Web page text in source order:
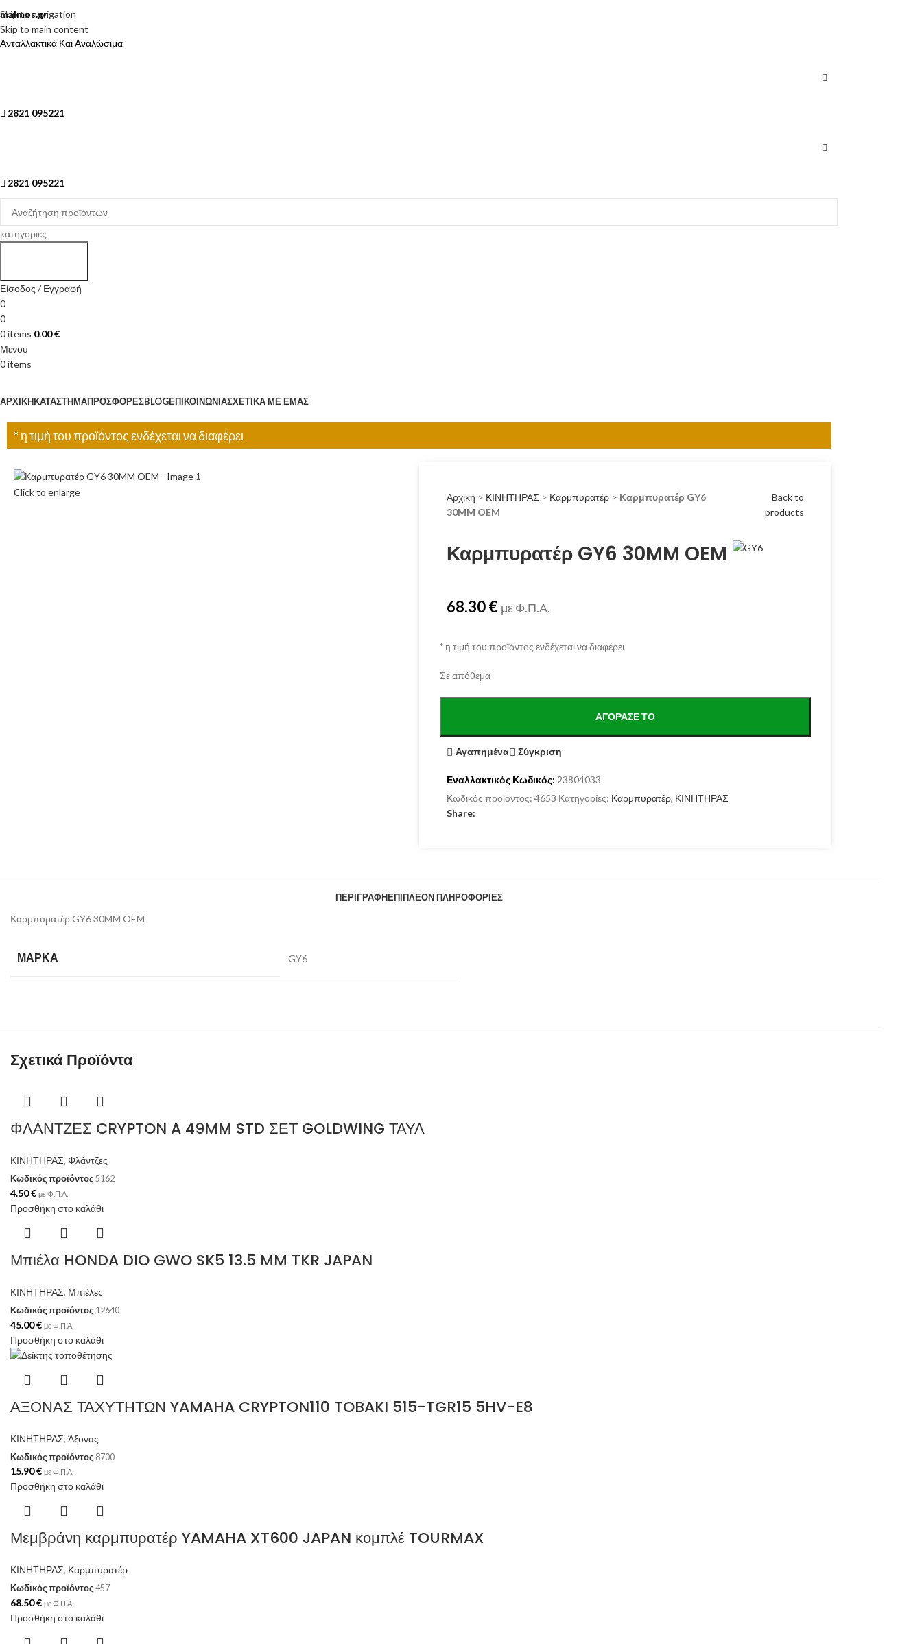
Skip to navigation
Skip to main content
malmos.gr
Ανταλλακτικά Και Αναλώσιμα
2821 095221
2821 095221
κατηγοριες
Είσοδος / Εγγραφή
0
0
0items 0.00€
Μενού
0items
ΑΡΧΙΚΉΚΑΤΆΣΤΗΜΑΠΡΟΣΦΟΡΈΣBLOGΕΠΙΚΟΙΝΩΝΊΑΣΧΕΤΙΚΆ ΜΕ ΕΜΆΣ
* η τιμή του προϊόντος ενδέχεται να διαφέρει
Click to enlarge Αρχική > ΚΙΝΗΤΗΡΑΣ > Καρμπυρατέρ > Καρμπυρατέρ GY6
30MM OEM
Back to
products
Καρμπυρατέρ GY6 30MM OEM
68.30€ με Φ.Π.Α.
*η τιμή του προϊόντος ενδέχεται να διαφέρει
Σε απόθεμα
ΑΓΌΡΑΣΕ ΤΟ
Αγαπημένα Σύγκριση
Εναλλακτικός Κωδικός: 23804033
Κωδικός προϊόντος: 4653 Κατηγορίες: Καρμπυρατέρ, ΚΙΝΗΤΗΡΑΣ
Share:
ΠΕΡΙΓΡΑΦΉΕΠΙΠΛΈΟΝ ΠΛΗΡΟΦΟΡΊΕΣ
Καρμπυρατέρ GY6 30MM OEM
ΜΆΡΚΑ GY6
Σχετικά Προϊόντα
ΦΛΑΝΤΖΕΣ CRYPTON A 49MM STD ΣΕΤ GOLDWING ΤΑΥΛ
ΚΙΝΗΤΗΡΑΣ, Φλάντζες
Κωδικός προϊόντος 5162
4.50€ με Φ.Π.Α.
Προσθήκη στο καλάθι
Μπιέλα HONDA DIO GWO SK5 13.5 MM TKR JAPAN
ΚΙΝΗΤΗΡΑΣ, Μπιέλες
Κωδικός προϊόντος 12640
45.00€ με Φ.Π.Α.
Προσθήκη στο καλάθι
ΑΞΟΝΑΣ ΤΑΧΥΤΗΤΩΝ YAMAHA CRYPTON110 TOBAKI 515-TGR15 5HV-E8
ΚΙΝΗΤΗΡΑΣ, Άξονας
Κωδικός προϊόντος 8700
15.90€ με Φ.Π.Α.
Προσθήκη στο καλάθι
Μεμβράνη καρμπυρατέρ YAMAHA XT600 JAPAN κομπλέ TOURMAX
ΚΙΝΗΤΗΡΑΣ, Καρμπυρατέρ
Κωδικός προϊόντος 457
68.50€ με Φ.Π.Α.
Προσθήκη στο καλάθι